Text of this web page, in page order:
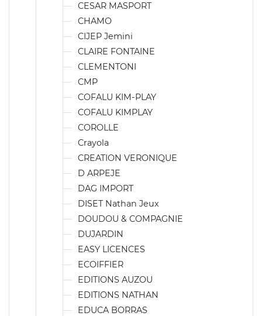
CESAR MASPORT
CHAMO
CIJEP Jemini
CLAIRE FONTAINE
CLEMENTONI
CMP
COFALU KIM-PLAY
COFALU KIMPLAY
COROLLE
Crayola
CREATION VERONIQUE
D ARPEJE
DAG IMPORT
DISET Nathan Jeux
DOUDOU & COMPAGNIE
DUJARDIN
EASY LICENCES
ECOIFFIER
EDITIONS AUZOU
EDITIONS NATHAN
EDUCA BORRAS